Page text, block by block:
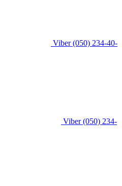
Viber(050) 234-40-
Viber(050) 234-